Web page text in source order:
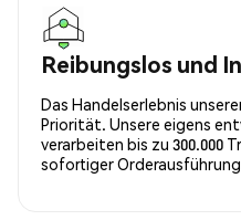
Reibungslos und
Das Handelserlebnis
Priorität. Unsere eigens
verarbeiten bis zu 300.000
sofortiger